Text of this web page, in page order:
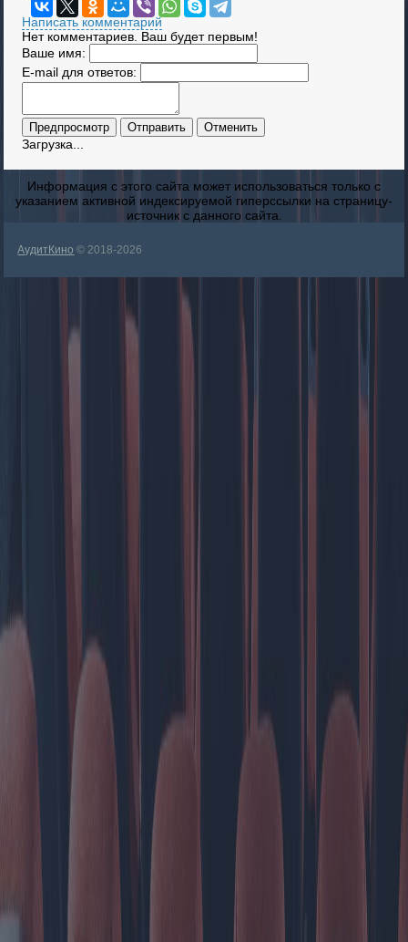
Написать комментарий
Нет комментариев. Ваш будет первым!
Ваше имя:
E-mail для ответов:
Загрузка...
Информация с этого сайта может использоваться только с
указанием активной индексируемой гиперссылки на страницу-
источник с данного сайта.
АудитКино © 2018-2026